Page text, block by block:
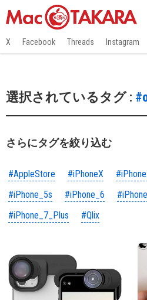
X Facebook Threads Instagram
選択されているタグ :
さらにタグを絞り込む
#AppleStore #iPhoneX
#iPhone_5s
#iPhone_6
#iPhone_7_Plus
#Qlix